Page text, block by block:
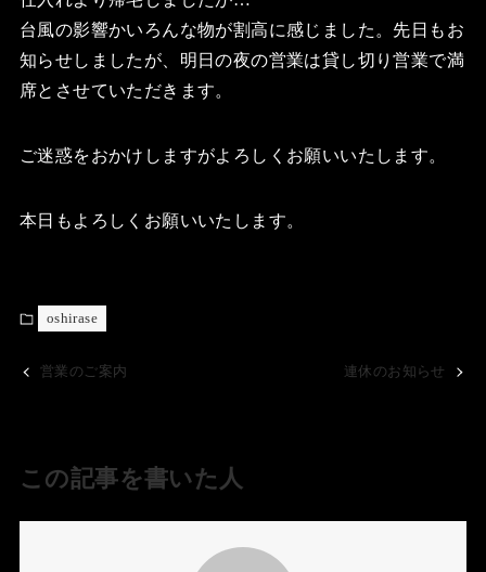
台風の影響かいろんな物が割高に感じました。先日もお
知らせしましたが、明日の夜の営業は貸し切り営業で満
席とさせていただきます。
ご迷惑をおかけしますがよろしくお願いいたします。
本日もよろしくお願いいたします。
oshirase
営業のご案内 連休のお知らせ
この記事を書いた人